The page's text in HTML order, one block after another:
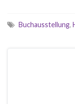
Buchausstellung,